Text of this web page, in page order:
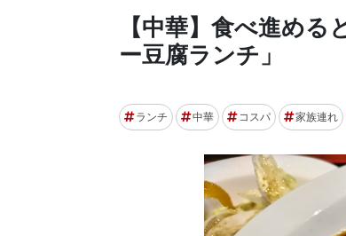
【中華】食べ進め
ー豆腐ランチ」
ランチ 中華 コスパ 家族連れ